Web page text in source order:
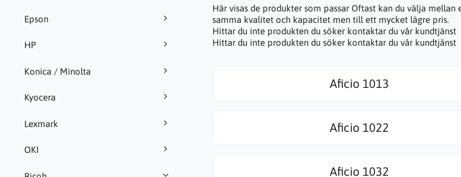
Epson
HP
Konica / Minolta
Kyocera
Lexmark
OKI
Här visas de produkter som passar Oftast kan du välja
samma kvalitet och kapacitet men till ett mycket lägre pris.
Hittar du inte produkten du söker kontaktar du vår kundtjänst
Hittar du inte produkten du söker kontaktar du vår kundtjänst
Aficio 1013
Aficio 1022
Aficio 1032